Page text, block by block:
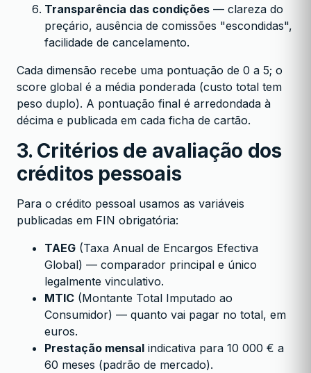
Transparência das condições — clareza do
preçário, ausência de comissões "escondidas",
facilidade de cancelamento.
Cada dimensão recebe uma pontuação de 0 a 5; o
score global é a média ponderada (custo total tem
peso duplo). A pontuação final é arredondada à
décima e publicada em cada ficha de cartão.
3. Critérios de avaliação dos
créditos pessoais
Para o crédito pessoal usamos as variáveis
publicadas em FIN obrigatória:
TAEG (Taxa Anual de Encargos Efectiva
Global) — comparador principal e único
legalmente vinculativo.
MTIC (Montante Total Imputado ao
Consumidor) — quanto vai pagar no total, em
euros.
Prestação mensal indicativa para 10 000 € a
60 meses (padrão de mercado).